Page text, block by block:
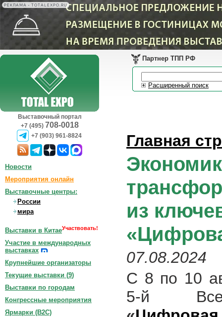
РЕКЛАМА • TOTALEXPO.RU
Выставочный портал
+7 (495) 708-0018
+7 (903) 961-8824
Партнер ТПП РФ
Расширенный поиск
Главная
из
07.08.2024
С 8 по 10
5-й
Новости
Мероприятия онлайн
Выставочные центры:
России
мира
Выставки в КитаеУчаствовать!
Участие в международных
выставках
Крупнейшие организаторы
Текущие выставки (9)
Выставки по городам
Конгрессные мероприятия
Ярмарки (B2C)